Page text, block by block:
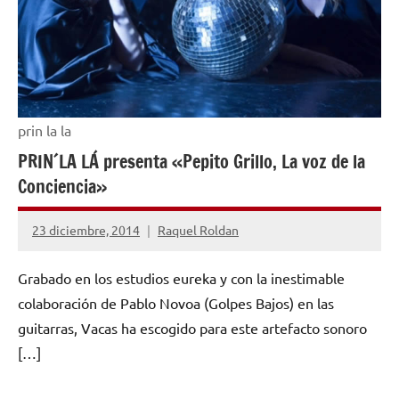
prin la la
PRIN´LA LÁ presenta «Pepito Grillo, La voz de la
Conciencia»
23 diciembre, 2014 Raquel Roldan
No
comentarios
Grabado en los estudios eureka y con la inestimable
colaboración de Pablo Novoa (Golpes Bajos) en las
guitarras, Vacas ha escogido para este artefacto sonoro
[…]